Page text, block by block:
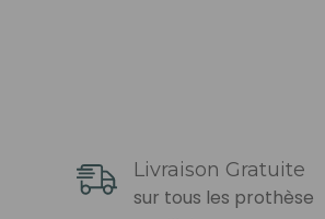
Livraison Gratuite
sur tous les prothèse